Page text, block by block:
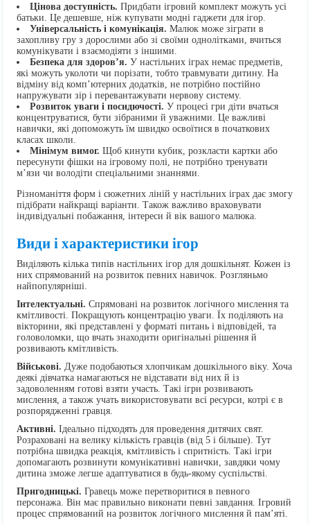
Цінова доступність. Придбати ігровий комплект можуть усі
батьки. Це дешевше, ніж купувати модні гаджети для ігор.
Універсальність і комунікація. Малюк може зіграти в
захопливу гру з дорослими або зі своїми однолітками, вчиться
комунікувати і взаємодіяти з іншими.
Безпека для здоров’я. У настільних іграх немає предметів,
які можуть уколоти чи порізати, тобто травмувати дитину. На
відміну від комп’ютерних додатків, не потрібно постійно
напружувати зір і перевантажувати нервову систему.
Розвиток уваги і посидючості. У процесі гри діти вчаться
концентруватися, бути зібраними й уважними. Це важливі
навички, які допоможуть їм швидко освоїтися в початкових
класах школи.
Мінімум вимог. Щоб кинути кубик, розкласти картки або
пересунути фішки на ігровому полі, не потрібно тренувати
м’язи чи володіти спеціальними знаннями.
Різноманіття форм і сюжетних ліній у настільних іграх дає змогу
підібрати найкращі варіанти. Також важливо враховувати
індивідуальні побажання, інтереси й вік вашого малюка.
Види і характеристики ігор
Виділяють кілька типів настільних ігор для дошкільнят. Кожен із
них спрямований на розвиток певних навичок. Розгляньмо
найпопулярніші.
Інтелектуальні. Спрямовані на розвиток логічного мислення та
кмітливості. Покращують концентрацію уваги. Їх поділяють на
вікторини, які представлені у форматі питань і відповідей, та
головоломки, що вчать знаходити оригінальні рішення й
розвивають кмітливість.
Військові. Дуже подобаються хлопчикам дошкільного віку. Хоча
деякі дівчатка намагаються не відставати від них й із
задоволенням готові взяти участь. Такі ігри розвивають
мислення, а також учать використовувати всі ресурси, котрі є в
розпорядженні гравця.
Активні. Ідеально підходять для проведення дитячих свят.
Розраховані на велику кількість гравців (від 5 і більше). Тут
потрібна швидка реакція, кмітливість і спритність. Такі ігри
допомагають розвинути комунікативні навички, завдяки чому
дитина зможе легше адаптуватися в будь-якому суспільстві.
Пригодницькі. Гравець може перетворитися в певного
персонажа. Він має правильно виконати певні завдання. Ігровий
процес спрямований на розвиток логічного мислення й пам’яті.